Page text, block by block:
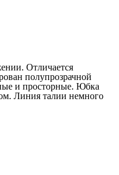
Отличается
полупрозрачной
и просторные. Юбка
Линия талии немного